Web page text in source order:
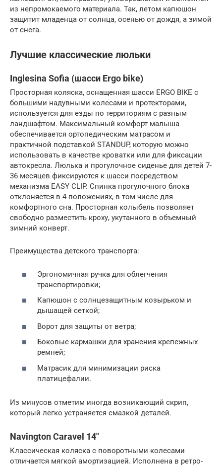
из непромокаемого материала. Так, летом капюшон
защитит младенца от солнца, осенью от дождя, а зимой
от снега.
Лучшие классические люльки
Inglesina Sofia (шасси Ergo bike)
Просторная коляска, оснащенная шасси ERGO BIKE с
большими надувными колесами и протекторами,
используется для езды по территориям с разным
ландшафтом. Максимальный комфорт малыша
обеспечивается ортопедическим матрасом и
практичной подставкой STANDUP, которую можно
использовать в качестве кроватки или для фиксации
автокресла. Люлька и прогулочное сиденье для детей 7-
36 месяцев фиксируются к шасси посредством
механизма EASY CLIP. Спинка прогулочного блока
отклоняется в 4 положениях, в том числе для
комфортного сна. Просторная колыбель позволяет
свободно разместить кроху, укутанного в объемный
зимний конверт.
Преимущества детского транспорта:
Эргономичная ручка для облегчения
транспортировки;
Капюшон с солнцезащитным козырьком и
дышащей сеткой;
Ворот для защиты от ветра;
Боковые кармашки для хранения крепежных
ремней;
Матрасик для минимизации риска
платицефалии.
Из минусов отметим иногда возникающий скрип,
который легко устраняется смазкой деталей.
Navington Caravel 14″
Классическая коляска с поворотными колесами
отличается мягкой амортизацией. Исполнена в ретро-